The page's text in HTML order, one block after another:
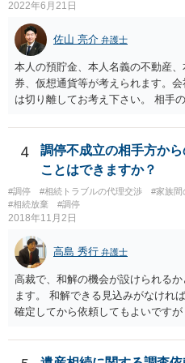
2022年6月21日
佐山 亮介 弁護士
本人の預貯金、本人名義の不動産
券、仮想通貨等が考えられます。
は切り離してお考え下さい。 相手
意に開示を求め、応じなければ「
行等に照会をかけることになるで
でいなければ市役所ないし区役所
かる戸籍一式を揃えてもちこみ、
分かると思います。遺産分割協議
てしまっている場合は、住所などに
すが、現代では、各々が自由に価
はお示しできません。ただし、かつ
報酬基準を踏まえて価格設定して
ので、それが一応の目安となるで
4
調停不成立の相手方か
ことはできますか？
#調停 #相続トラブルの代理交渉 #家族間
#相続放棄
#調停
2018年11月2日
高島 秀行 弁護士
高裁で、和解の機会が設けられる
ます。 和解できる見込みがなけれ
確定してから依頼してもよいです